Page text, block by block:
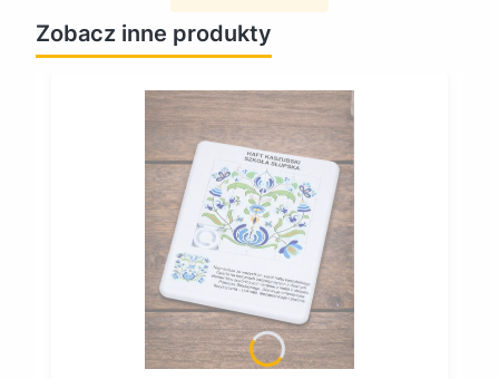
Zobacz inne produkty